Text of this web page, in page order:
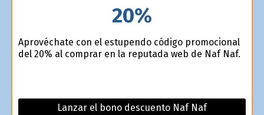
20%
Aprovéchate con el estupendo código promocional
del 20% al comprar en la reputada web de Naf Naf.
Lanzar el bono descuento Naf Naf